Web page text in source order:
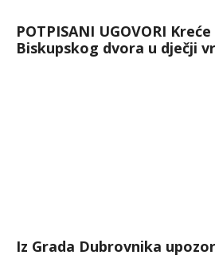
POTPISANI UGOVORI
Biskupskog dvora u dječji
Iz Grada Dubrovnika